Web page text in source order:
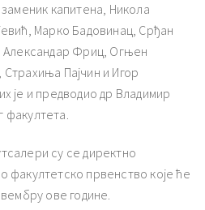
капитена, Никола
Марко Бадовинац, Срђан
Александар Фриц, Огњен
Пајчин и Игор
је и предводио др Владимир
су се директно
факултетско првенство које ће
ове године.